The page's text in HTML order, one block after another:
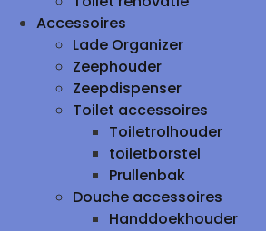
Accessoires
Lade Organizer
Zeephouder
Zeepdispenser
Toilet accessoires
Toiletrolhouder
toiletborstel
Prullenbak
Douche accessoires
Handdoekhouder